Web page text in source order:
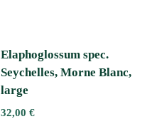
Elaphoglossum spec.
Seychelles, Morne Blanc,
large
32,00 €